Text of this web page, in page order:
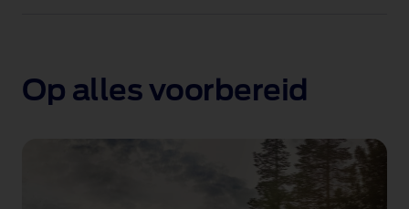
Op alles voorbereid